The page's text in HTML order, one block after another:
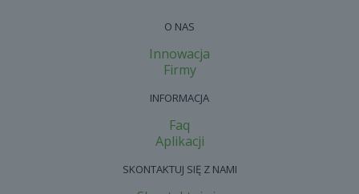
O NAS
Innowacja
Firmy
INFORMACJA
Faq
Aplikacji
SKONTAKTUJ SIĘ Z NAMI